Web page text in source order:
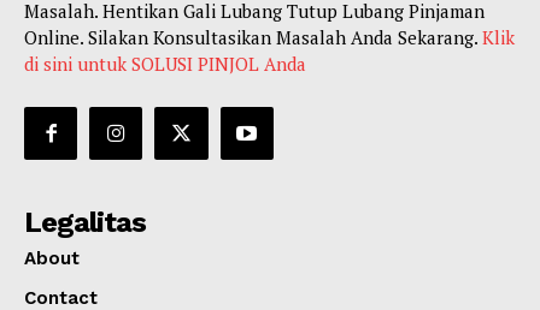
Masalah. Hentikan Gali Lubang Tutup Lubang Pinjaman
Online. Silakan Konsultasikan Masalah Anda Sekarang. Klik
di sini untuk SOLUSI PINJOL Anda
Legalitas
About
Contact